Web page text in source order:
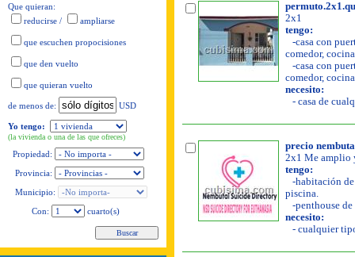
Que quieran:
reducirse / ampliarse
que escuchen propocisiones
que den vuelto
que quieran vuelto
de menos de: USD
Yo tengo:
(la vivienda o una de las que ofreces)
Propiedad:
Provincia:
Municipio:
Con:
cuarto(s)
2x1
tengo:
-casa con
comedor,
-casa con
comedor,
necesito:
- casa de
precio
2x1 Me amplio
tengo:
-habitación de
piscina.
-penthouse
necesito:
- cualquier